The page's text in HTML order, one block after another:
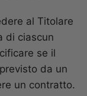
al Titolare
di ciascun
se il
da un
un contratto.